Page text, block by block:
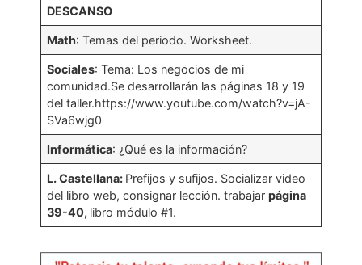
DESCANSO
Math: Temas del periodo. Worksheet.
Sociales: Tema: Los negocios de mi
comunidad.Se desarrollarán las páginas 18 y 19
del taller.https://www.youtube.com/watch?v=jA-
SVa6wjg0
Informática: ¿Qué es la información?
L. Castellana: Prefijos y sufijos. Socializar video
del libro web, consignar lección. trabajarpágina
39-40, libro módulo #1.